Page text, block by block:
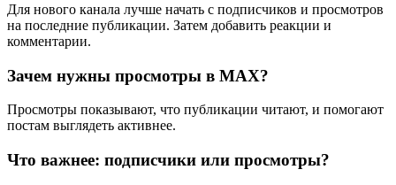
Для нового канала лучше начать с подписчиков и просмотров
на последние публикации. Затем добавить реакции и
комментарии.
Зачем нужны просмотры в MAX?
Просмотры показывают, что публикации читают, и помогают
постам выглядеть активнее.
Что важнее: подписчики или просмотры?